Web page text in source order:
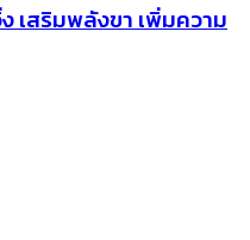
เสริมพลังขา เพิ่มความ